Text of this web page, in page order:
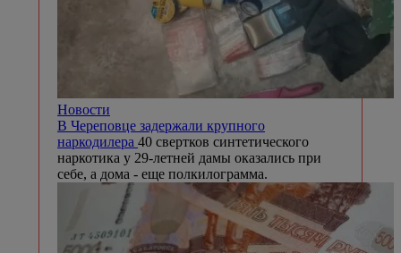
Новости
В Череповце задержали крупного
наркодилера 40 свертков синтетического
наркотика у 29-летней дамы оказались при
себе, а дома - еще полкилограмма.